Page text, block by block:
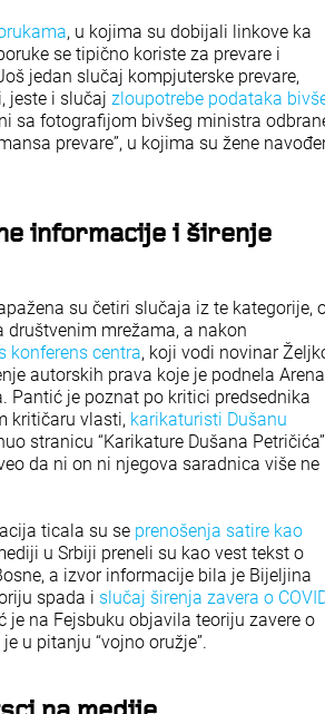
, u kojima su dobijali linkove ka
se tipično koriste za prevare i
jedan slučaj kompjuterske prevare,
jeste i slučaj zloupotrebe podataka
sa fotografijom bivšeg ministra
prevare”, u kojima su žene
informacije i širenje
su četiri slučaja iz te kategorije,
mrežama, a nakon
konferens centra, koji vodi novinar
autorskih prava koje je podnela Arena
Pantić je poznat po kritici predsednika
kritičaru vlasti, karikaturisti Dušanu
stranicu “Karikature Dušana
da ni on ni njegova saradnica više ne
ticala su se prenošenja satire kao
u Srbiji preneli su kao vest tekst o
a izvor informacije bila je Bijeljina
spada i slučaj širenja zavera o
na Fejsbuku objavila teoriju zavere o
u pitanju “vojno oružje”.